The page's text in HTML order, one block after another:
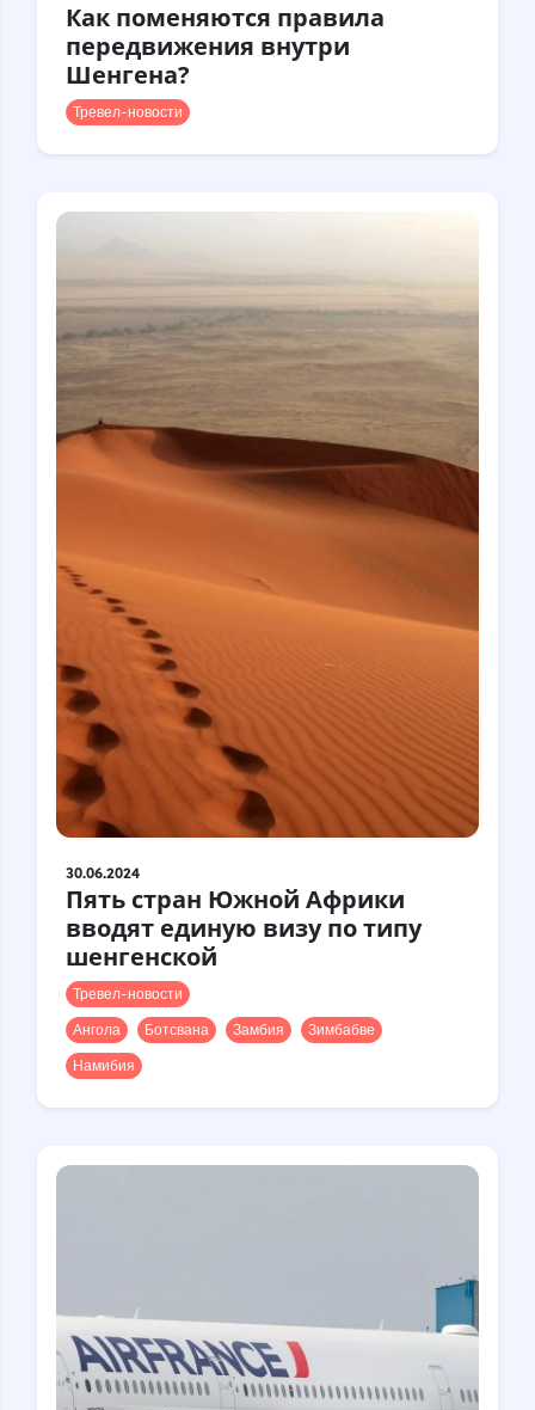
Как поменяются правила
передвижения внутри
Шенгена?
Тревел-новости
30.06.2024
Пять стран Южной Африки
вводят единую визу по типу
шенгенской
Тревел-новости
Ангола
Ботсвана Замбия
Зимбабве
Намибия